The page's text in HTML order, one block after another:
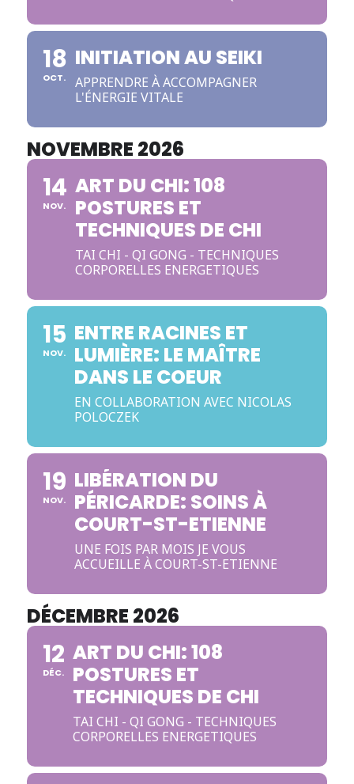
18
OCT.
INITIATION AU SEIKI
APPRENDRE À ACCOMPAGNER
L'ÉNERGIE VITALE
NOVEMBRE 2026
14
NOV.
ART DU CHI: 108
POSTURES ET
TECHNIQUES DE CHI
TAI CHI - QI GONG - TECHNIQUES
CORPORELLES ENERGETIQUES
15
NOV.
ENTRE RACINES ET
LUMIÈRE: LE MAÎTRE
DANS LE COEUR
EN COLLABORATION AVEC NICOLAS
POLOCZEK
19
NOV.
LIBÉRATION DU
PÉRICARDE: SOINS À
COURT-ST-ETIENNE
UNE FOIS PAR MOIS JE VOUS
ACCUEILLE À COURT-ST-ETIENNE
DÉCEMBRE 2026
12
DÉC.
ART DU CHI: 108
POSTURES ET
TECHNIQUES DE CHI
TAI CHI - QI GONG - TECHNIQUES
CORPORELLES ENERGETIQUES